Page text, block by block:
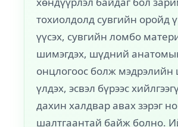
тохиолдолд сувгийн оройд
үүсэх, сувгийн ломбо
шимэгдэх, шүдний
онцлогоос болж мэдрэлийн
үлдэх, эсвэл бүрээс
дахин халдвар авах зэрэг
шалтгаантай байж болно.